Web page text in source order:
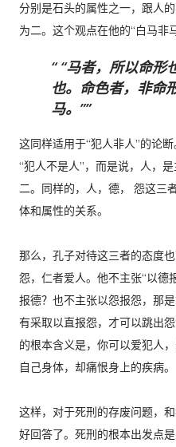
分别是石头的属性之一，跟人
为二。这个观点在他的“白马非
“马者，所以命形
也。命色者，非命
马。”
这同样适用于“犯人非人”的论
“犯人不是人”，而是说，人，
二。同样的，人，德， 怨这三
体和属性的关系。
那么，孔子对待这三者的态度
怨，仁者爱人。他不主张“以德
报德？也不主张以怨报怨，那
有采取以直报怨，才可以跳出
的根本含义是，你可以爱犯人
自己身体，却痛恨身上的疾病。
这样，对于死刑的存废问题，
好回答了。死刑的根本出发点